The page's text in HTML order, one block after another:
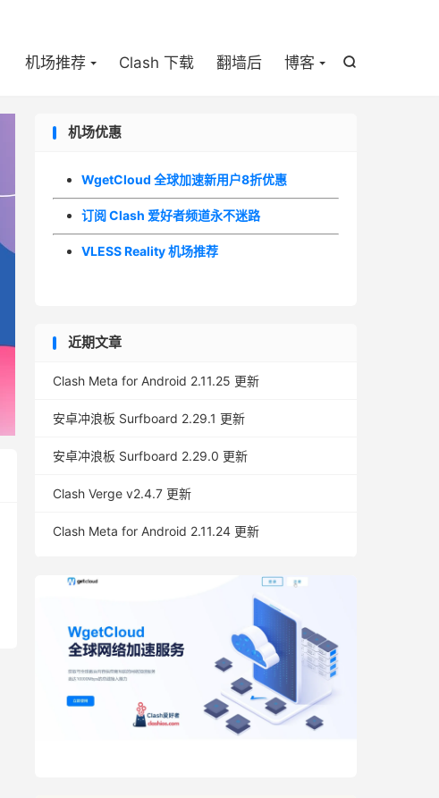

机场推荐 Clash 下载 翻墙后 博客
机场优惠
WgetCloud 全球加速新用户8折优惠
订阅 Clash 爱好者频道永不迷路
VLESS Reality 机场推荐
近期文章
Clash Meta for Android 2.11.25 更新
安卓冲浪板 Surfboard 2.29.1 更新
安卓冲浪板 Surfboard 2.29.0 更新
Clash Verge v2.4.7 更新
Clash Meta for Android 2.11.24 更新